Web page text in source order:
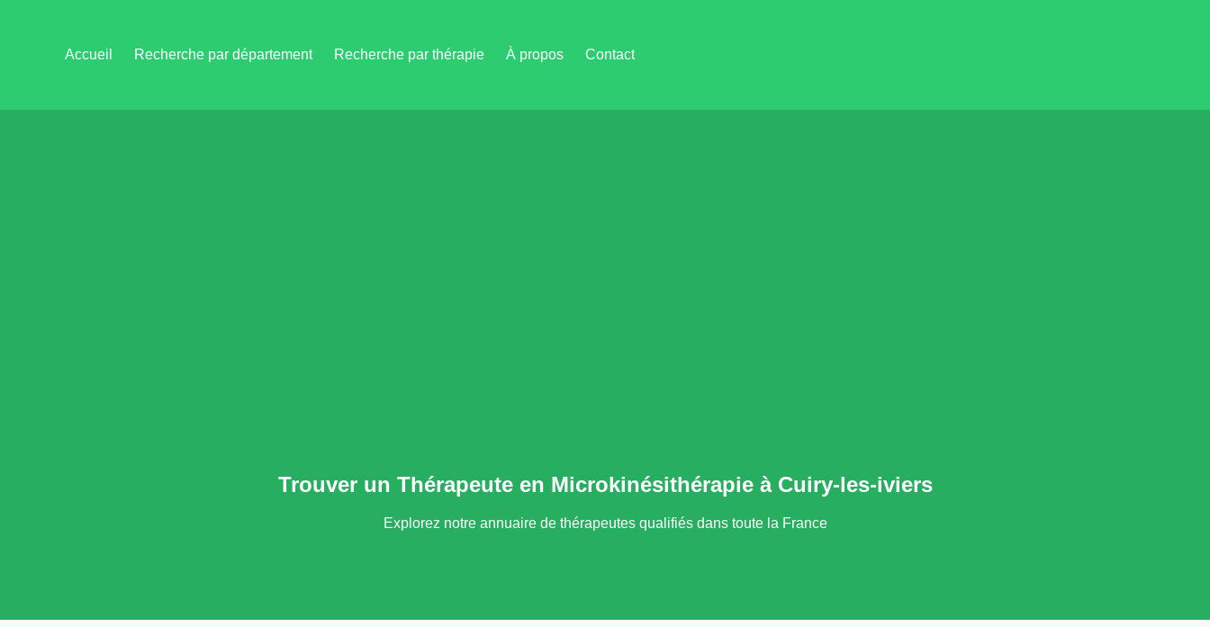
Accueil Recherche par département Recherche par thérapie À propos Contact
Trouver un Thérapeute en Microkinésithérapie à Cuiry-les-iviers
Explorez notre annuaire de thérapeutes qualifiés dans toute la France